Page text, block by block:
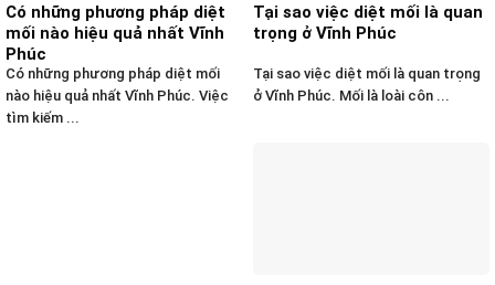
Có những phương pháp diệt
mối nào hiệu quả nhất Vĩnh
Phúc
Có những phương pháp diệt mối
nào hiệu quả nhất Vĩnh Phúc. Việc
tìm kiếm ...
Tại sao việc diệt mối là quan
trọng ở Vĩnh Phúc
Tại sao việc diệt mối là quan trọng
ở Vĩnh Phúc. Mối là loài côn ...